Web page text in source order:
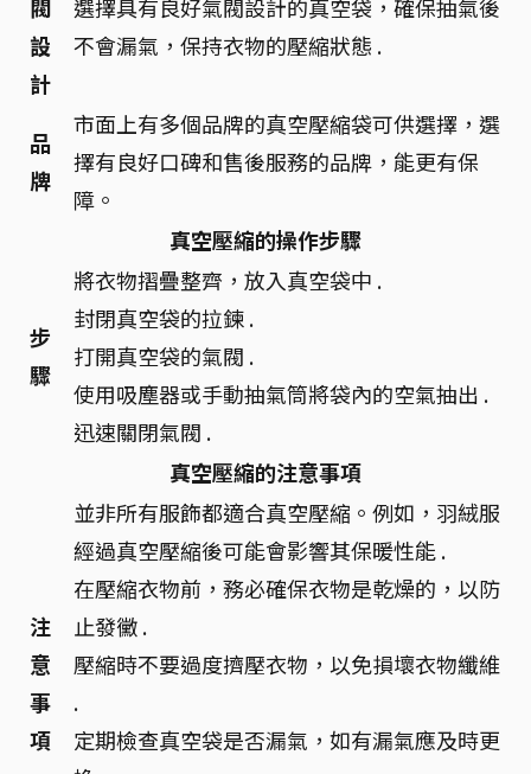
閥
設
計
選擇具有良好氣閥設計的真空袋，確保抽氣後
不會漏氣，保持衣物的壓縮狀態 .
品
牌
市面上有多個品牌的真空壓縮袋可供選擇，選
擇有良好口碑和售後服務的品牌，能更有保
障。
真空壓縮的操作步驟
步
驟
將衣物摺疊整齊，放入真空袋中 .
封閉真空袋的拉鍊 .
打開真空袋的氣閥 .
使用吸塵器或手動抽氣筒將袋內的空氣抽出 .
迅速關閉氣閥 .
真空壓縮的注意事項
注
意
事
項
並非所有服飾都適合真空壓縮。例如，羽絨服
經過真空壓縮後可能會影響其保暖性能 .
在壓縮衣物前，務必確保衣物是乾燥的，以防
止發黴 .
壓縮時不要過度擠壓衣物，以免損壞衣物纖維
.
定期檢查真空袋是否漏氣，如有漏氣應及時更